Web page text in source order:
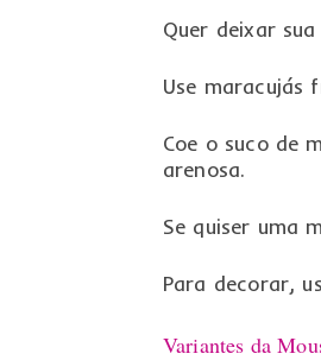
Quer deixar
Use maracujás
Coe o suco de
arenosa.
Se quiser uma
Para decorar,
Variantes da